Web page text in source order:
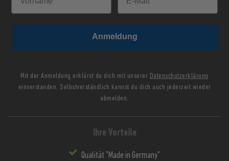
Anmeldung
Mit der Anmeldung erklärst du dich mit unserer Datenschutzerklärung
einverstanden. Selbstverständlich kannst du dich auch jederzeit wieder
abmelden.
Ihre Vorteile
Qualität "Made in Germany"